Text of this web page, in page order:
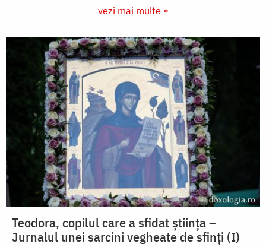
vezi mai multe »
Teodora, copilul care a sfidat știința –
Jurnalul unei sarcini vegheate de sfinți (I)